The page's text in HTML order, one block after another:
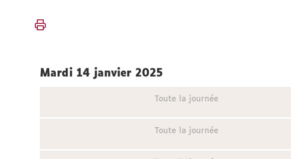
ici :
mardi 14 janvier 2025
Toute la journée
Toute la journée